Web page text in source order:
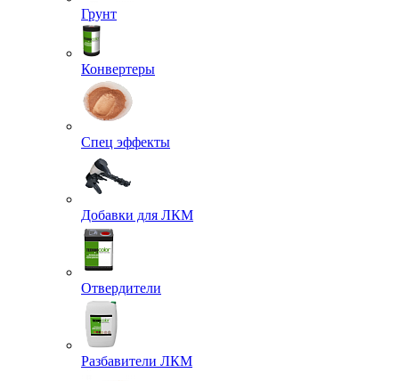
Грунт
Конвертеры
Спец эффекты
Добавки для ЛКМ
Отвердители
Разбавители ЛКМ